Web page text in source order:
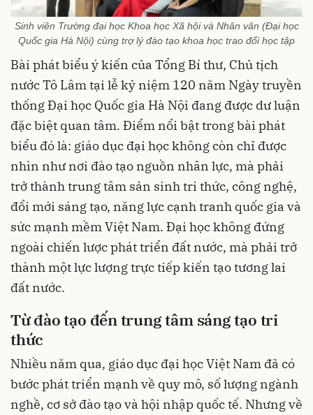
Sinh viên Trường đại học Khoa học Xã hội và Nhân văn (Đại học
Quốc gia Hà Nội) cùng trợ lý đào tạo khoa học trao đổi học tập
Bài phát biểu ý kiến của Tổng Bí thư, Chủ tịch
nước Tô Lâm tại lễ kỷ niệm 120 năm Ngày truyền
thống Đại học Quốc gia Hà Nội đang được dư luận
đặc biệt quan tâm. Điểm nổi bật trong bài phát
biểu đó là: giáo dục đại học không còn chỉ được
nhìn như nơi đào tạo nguồn nhân lực, mà phải
trở thành trung tâm sản sinh tri thức, công nghệ,
đổi mới sáng tạo, năng lực cạnh tranh quốc gia và
sức mạnh mềm Việt Nam. Đại học không đứng
ngoài chiến lược phát triển đất nước, mà phải trở
thành một lực lượng trực tiếp kiến tạo tương lai
đất nước.
Từ đào tạo đến trung tâm sáng tạo tri
thức
Nhiều năm qua, giáo dục đại học Việt Nam đã có
bước phát triển mạnh về quy mô, số lượng ngành
nghề, cơ sở đào tạo và hội nhập quốc tế. Nhưng về